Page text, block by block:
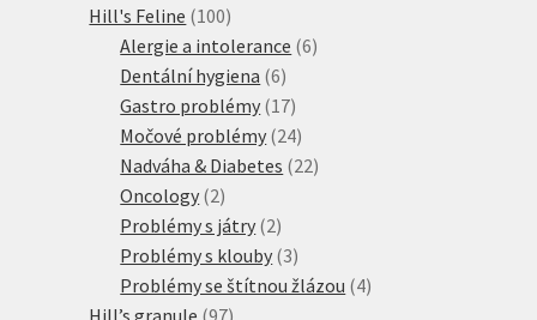
Hill's Feline 100100
produktů
Alergie a intolerance 66
Dentální hygiena 66
produktů
Gastro problémy 1717
produktů
Močové problémy 2424
produktů
Nadváha & Diabetes 2222
Oncology 22
produkty
Problémy s játry 22
produkty
Problémy s klouby 33
produkty
Problémy se štítnou žlázou 44
Hill’s granule 9797